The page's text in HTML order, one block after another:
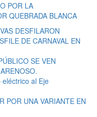
POR LA
QUEBRADA BLANCA
DESFILARON
DE CARNAVAL EN
SE VEN
al Eje
POR UNA VARIANTE EN